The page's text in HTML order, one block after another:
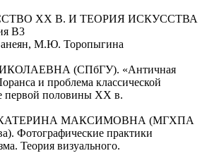
ΧΧ В. И ТЕОРИЯ ИСКУССТВА
В3
М.Ю. Торопыгина
(СПбГУ). «Античная
и проблема классической
первой половины ХХ в.
МАКСИМОВНА (МГХПА
Фотографические практики
Теория визуального.